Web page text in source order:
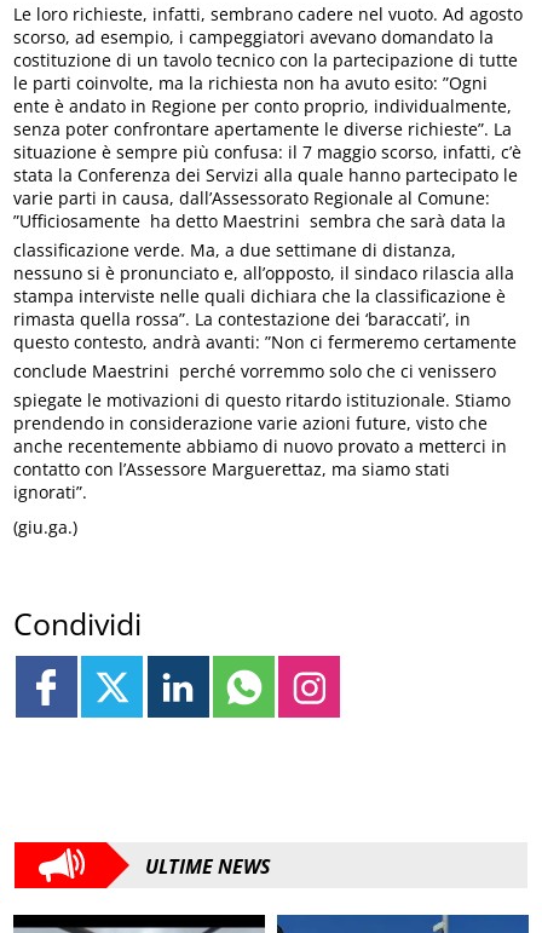
Le loro richieste, infatti, sembrano cadere nel vuoto. Ad agosto
scorso, ad esempio, i campeggiatori avevano domandato la
costituzione di un tavolo tecnico con la partecipazione di tutte
le parti coinvolte, ma la richiesta non ha avuto esito: ”Ogni
ente è andato in Regione per conto proprio, individualmente,
senza poter confrontare apertamente le diverse richieste”. La
situazione è sempre più confusa: il 7 maggio scorso, infatti, c’è
stata la Conferenza dei Servizi alla quale hanno partecipato le
varie parti in causa, dall’Assessorato Regionale al Comune:
”Ufficiosamente  ha detto Maestrini  sembra che sarà data la
classificazione verde. Ma, a due settimane di distanza,
nessuno si è pronunciato e, all’opposto, il sindaco rilascia alla
stampa interviste nelle quali dichiara che la classificazione è
rimasta quella rossa”. La contestazione dei ‘baraccati’, in
questo contesto, andrà avanti: ”Non ci fermeremo certamente 
conclude Maestrini  perché vorremmo solo che ci venissero
spiegate le motivazioni di questo ritardo istituzionale. Stiamo
prendendo in considerazione varie azioni future, visto che
anche recentemente abbiamo di nuovo provato a metterci in
contatto con l’Assessore Marguerettaz, ma siamo stati
ignorati”.
(giu.ga.)
Condividi
ULTIME NEWS